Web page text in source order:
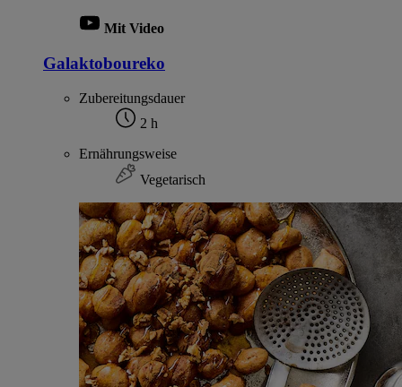
Mit Video
Galaktoboureko
Zubereitungsdauer
2 h
Ernährungsweise
Vegetarisch